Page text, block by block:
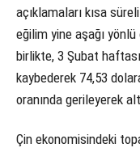
açıklamaları kısa
eğilim yine aşağı
birlikte, 3 Şubat
kaybederek 74,53
oranında gerileyerek
Çin ekonomisindeki